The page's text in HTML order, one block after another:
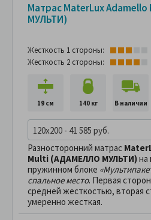
Матрас MaterLux
МУЛЬТИ)
Жесткость 1 стороны:
Жесткость 2 стороны:
19 см 140 кг В наличии
120x200 - 41 585 руб.
Разносторонний матрас
Multi (АДАМЕЛЛО МУЛЬТИ)на
пружинном блоке
спальное место. Первая
средней жесткостью, вторая
умеренно жесткая.